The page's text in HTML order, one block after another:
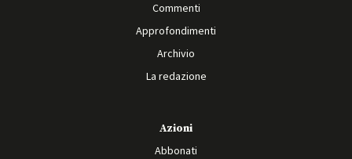
Commenti
Approfondimenti
Archivio
La redazione
Azioni
Abbonati